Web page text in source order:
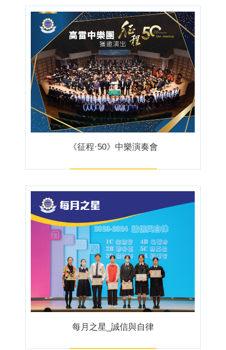
《征程·50》中樂演奏會
每月之星_誠信與自律